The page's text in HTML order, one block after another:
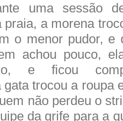
uma sessão
praia, a morena
o menor pudor, e
achou pouco,
e ficou
gata trocou a roupa
não perdeu o
da grife para a